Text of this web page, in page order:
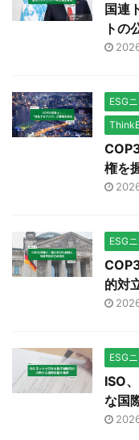
国連
トの
ESG
権を
ESG
的対
ESG
ISO
な国